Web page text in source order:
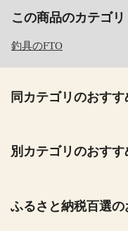
この商品のカテゴリ
釣具のFTO
同カテゴリのおす
別カテゴリのおすす
ふるさと納税百選